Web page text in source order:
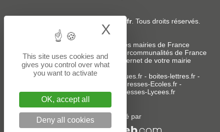
Adresses-Mairies.fr. Tous droits réservés.
Services :
Liste des adresses e-mails des mairies de France
Liste des adresses e-mails des intercommunalités de France
-Création ou refonte du site internet de votre mairie
Sites partenaires:donneespubliques.fr- boites-lettres.fr-
Adresses-Ecoles.fr -
Adresses-Colleges.fr- Adresses-Lycees.fr
Un service édité par
This site uses cookies and
gives you control over what
you want to activate
OK, accept all
Deny all cookies
X